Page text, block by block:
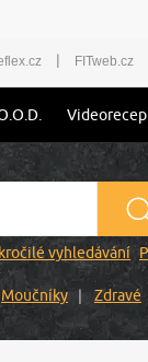
| FITweb.cz
vyhledávání
Moučníky Zdravé